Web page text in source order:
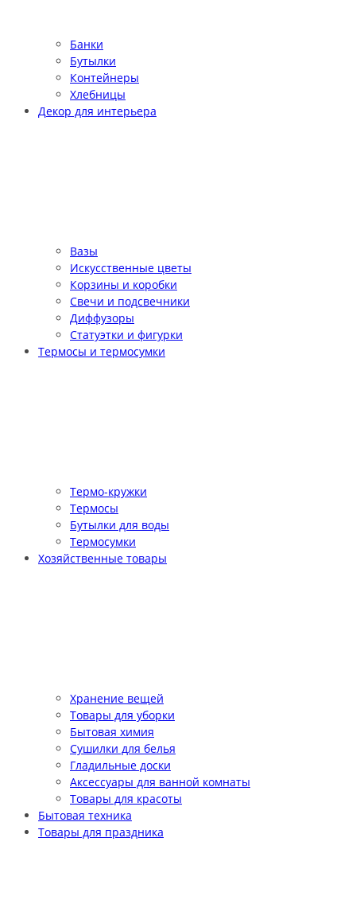
Банки
Бутылки
Контейнеры
Хлебницы
Декор для интерьера
Вазы
Искусственные цветы
Корзины и коробки
Свечи и подсвечники
Диффузоры
Статуэтки и фигурки
Термосы и термосумки
Термо-кружки
Термосы
Бутылки для воды
Термосумки
Хозяйственные товары
Хранение вещей
Товары для уборки
Бытовая химия
Сушилки для белья
Гладильные доски
Аксессуары для ванной комнаты
Товары для красоты
Бытовая техника
Товары для праздника